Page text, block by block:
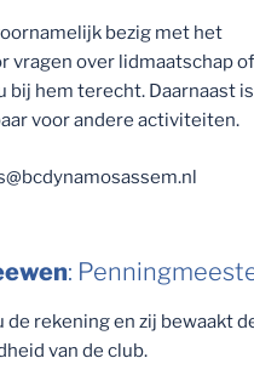
bezig met het
vragen over lidmaatschap of
bij hem terecht. Daarnaast
voor andere activiteiten.
:
de rekening en zij bewaakt
van de club.